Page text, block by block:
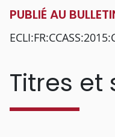
PUBLIÉ AU
Titres